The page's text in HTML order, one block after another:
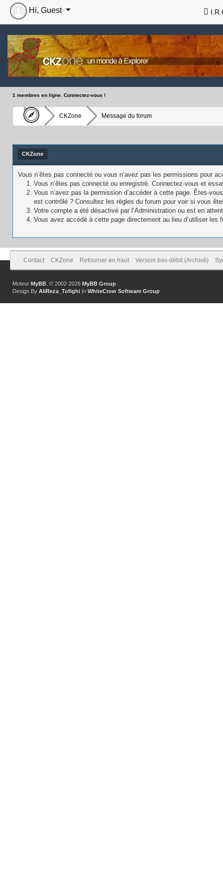
Hi, Guest
1 membres en ligne. Connectez-vous !
CKZone Message du forum
CKZone
Vous n’êtes pas connecté ou vous n’avez pas les permissions pour
Vous n’êtes pas connecté ou enregistré. Connectez-vous et
Vous n’avez pas la permission d’accéder à cette page. Êtes-
est contrôlé ? Consultez les règles du forum pour voir si vous
Votre compte a été désactivé par l’Administration ou est en
Vous avez accédé à cette page directement au lieu d’utiliser les
Contact CKZone Retourner en haut Version bas-débit (Archivé)
Moteur MyBB , © 2002-2026MyBB Group
Design By AliReza_Tofighi In WhiteCrow Software Group